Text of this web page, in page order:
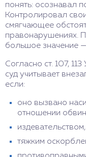
понять: осознавал
Контролировал
смягчающее
правонарушениях.
большое значение
Согласно ст. 107,
суд учитывает
если:
оно вызвано
отношении
издевательством,
тяжким